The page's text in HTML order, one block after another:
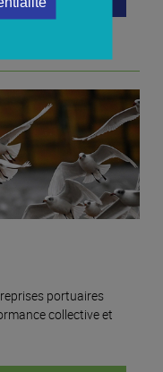
portuaires
collective et